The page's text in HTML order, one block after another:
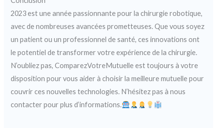
2023 est une année passionnante pour la chirurgie robotique,
avec de nombreuses avancées prometteuses. Que vous soyez
un patient ou un professionnel de santé, ces innovations ont
le potentiel de transformer votre expérience de la chirurgie.
N’oubliez pas, ComparezVotreMutuelle est toujours à votre
disposition pour vous aider à choisir la meilleure mutuelle pour
couvrir ces nouvelles technologies. N’hésitez pas à nous
contacter pour plus d’informations.